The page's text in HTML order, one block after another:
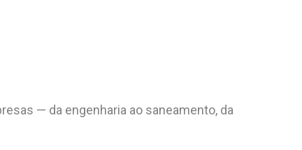
— da engenharia ao saneamento, da